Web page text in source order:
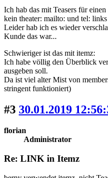
Ich hab das mit Teasers für
kein theater: mailto: und tel: links
Leider hab ich es wieder
Kunde das war...
Schwieriger ist das mit itemz:
Ich habe völlig den Überblick
ausgeben soll.
Da ist viel alter Mist von
stringent funktioniert)
#3 30.01.2019
florian
Administrator
Re: LINK in Itemz